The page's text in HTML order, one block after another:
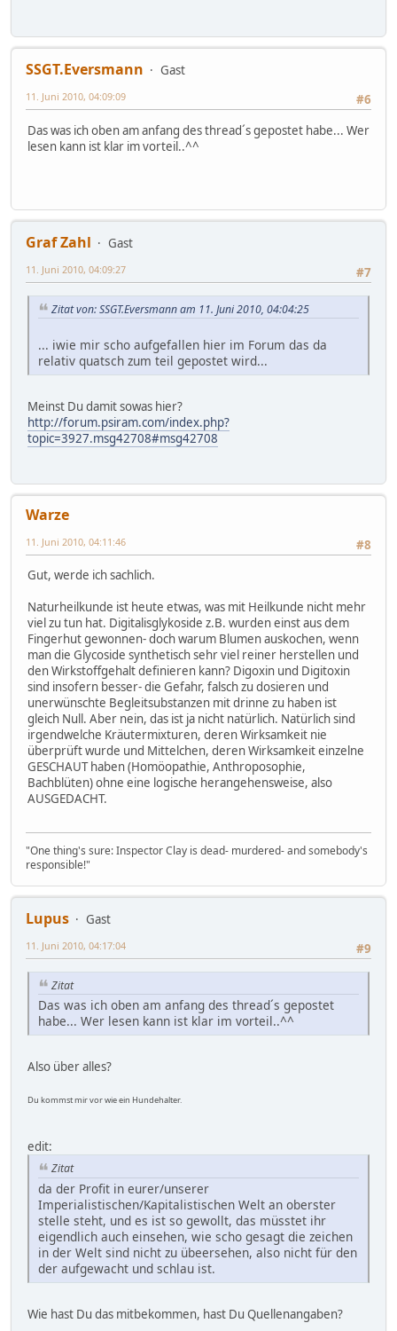
SSGT.Eversmann
Gast
#6
11. Juni 2010, 04:09:09
Das was ich oben am anfang des thread´s gepostet habe... Wer
lesen kann ist klar im vorteil..^^
Graf Zahl
Gast
#7
11. Juni 2010, 04:09:27
Zitat von: SSGT.Eversmann am 11. Juni 2010, 04:04:25
... iwie mir scho aufgefallen hier im Forum das da
relativ quatsch zum teil gepostet wird...
Meinst Du damit sowas hier?
http://forum.psiram.com/index.php?
topic=3927.msg42708#msg42708
Warze
#8
11. Juni 2010, 04:11:46
Gut, werde ich sachlich.
Naturheilkunde ist heute etwas, was mit Heilkunde nicht mehr
viel zu tun hat. Digitalisglykoside z.B. wurden einst aus dem
Fingerhut gewonnen- doch warum Blumen auskochen, wenn
man die Glycoside synthetisch sehr viel reiner herstellen und
den Wirkstoffgehalt definieren kann? Digoxin und Digitoxin
sind insofern besser- die Gefahr, falsch zu dosieren und
unerwünschte Begleitsubstanzen mit drinne zu haben ist
gleich Null. Aber nein, das ist ja nicht natürlich. Natürlich sind
irgendwelche Kräutermixturen, deren Wirksamkeit nie
überprüft wurde und Mittelchen, deren Wirksamkeit einzelne
GESCHAUT haben (Homöopathie, Anthroposophie,
Bachblüten) ohne eine logische herangehensweise, also
AUSGEDACHT.
"One thing's sure: Inspector Clay is dead- murdered- and somebody's
responsible!"
Lupus
Gast
#9
11. Juni 2010, 04:17:04
Zitat
Das was ich oben am anfang des thread´s gepostet
habe... Wer lesen kann ist klar im vorteil..^^
Also über alles?
Du kommst mir vor wie ein Hundehalter.
edit:
Zitat
da der Profit in eurer/unserer
Imperialistischen/Kapitalistischen Welt an oberster
stelle steht, und es ist so gewollt, das müsstet ihr
eigendlich auch einsehen, wie scho gesagt die zeichen
in der Welt sind nicht zu übeersehen, also nicht für den
der aufgewacht und schlau ist.
Wie hast Du das mitbekommen, hast Du Quellenangaben?